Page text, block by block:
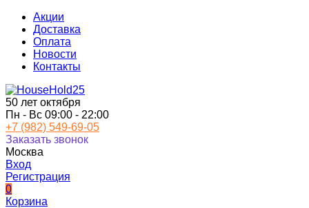
Акции
Доставка
Оплата
Новости
Контакты
50 лет октября
Пн - Вс 09:00 - 22:00
+7 (982) 549-69-05
Заказать звонок
Москва
Вход
Регистрация
0
Корзина